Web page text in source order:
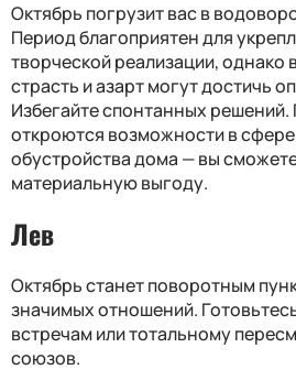
Октябрь погрузит вас в
Период благоприятен для
творческой реализации, однако
страсть и азарт могут достичь
Избегайте спонтанных
откроются возможности в
обустройства дома — вы
материальную выгоду.
Лев
Октябрь станет поворотным
значимых отношений.
встречам или тотальному
союзов.